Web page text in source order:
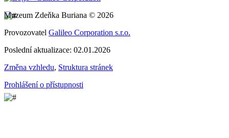
Muzeum Zdeňka Buriana © 2026
Provozovatel Galileo Corporation s.r.o.
Poslední aktualizace: 02.01.2026
Změna vzhledu, Struktura stránek
Prohlášení o přístupnosti